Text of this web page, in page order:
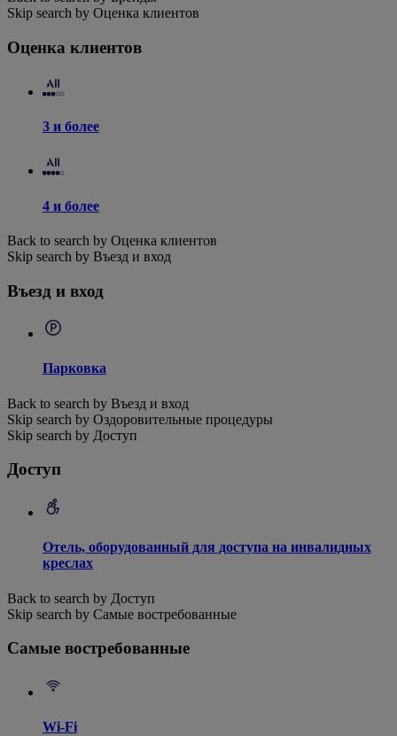
Skip search by Оценка клиентов
Оценка клиентов
3 и более
4 и более
Back to search by Оценка клиентов
Skip search by Въезд и вход
Въезд и вход
Парковка
Back to search by Въезд и вход
Skip search by Оздоровительные процедуры
Skip search by Доступ
Доступ
Отель, оборудованный для доступа на инвалидных
креслах
Back to search by Доступ
Skip search by Самые востребованные
Самые востребованные
Wi-Fi